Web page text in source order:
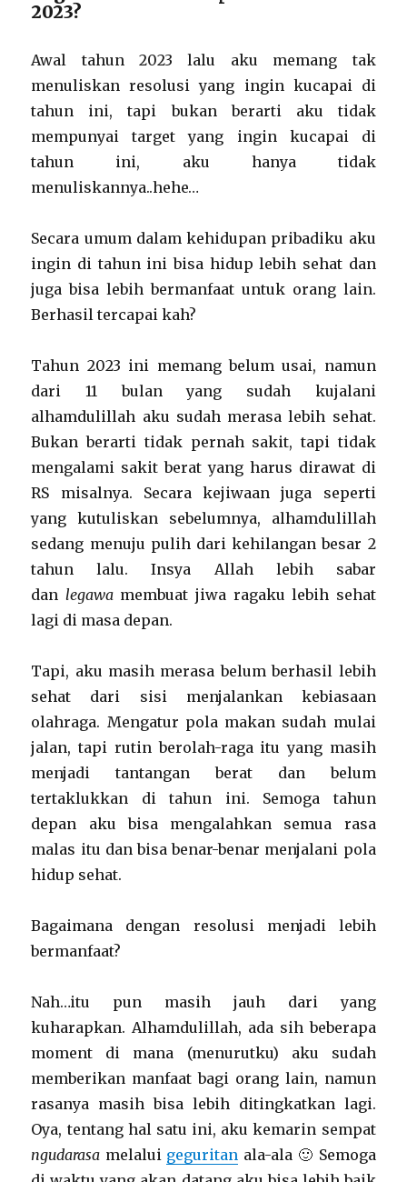
2023?
Awal tahun 2023 lalu aku memang tak
menuliskan resolusi yang ingin kucapai di
tahun ini, tapi bukan berarti aku tidak
mempunyai target yang ingin kucapai di
tahun ini, aku hanya tidak
menuliskannya..hehe…
Secara umum dalam kehidupan pribadiku aku
ingin di tahun ini bisa hidup lebih sehat dan
juga bisa lebih bermanfaat untuk orang lain.
Berhasil tercapai kah?
Tahun 2023 ini memang belum usai, namun
dari 11 bulan yang sudah kujalani
alhamdulillah aku sudah merasa lebih sehat.
Bukan berarti tidak pernah sakit, tapi tidak
mengalami sakit berat yang harus dirawat di
RS misalnya. Secara kejiwaan juga seperti
yang kutuliskan sebelumnya, alhamdulillah
sedang menuju pulih dari kehilangan besar 2
tahun lalu. Insya Allah lebih sabar
dan legawa membuat jiwa ragaku lebih sehat
lagi di masa depan.
Tapi, aku masih merasa belum berhasil lebih
sehat dari sisi menjalankan kebiasaan
olahraga. Mengatur pola makan sudah mulai
jalan, tapi rutin berolah-raga itu yang masih
menjadi tantangan berat dan belum
tertaklukkan di tahun ini. Semoga tahun
depan aku bisa mengalahkan semua rasa
malas itu dan bisa benar-benar menjalani pola
hidup sehat.
Bagaimana dengan resolusi menjadi lebih
bermanfaat?
Nah…itu pun masih jauh dari yang
kuharapkan. Alhamdulillah, ada sih beberapa
moment di mana (menurutku) aku sudah
memberikan manfaat bagi orang lain, namun
rasanya masih bisa lebih ditingkatkan lagi.
Oya, tentang hal satu ini, aku kemarin sempat
ngudarasa melalui geguritan ala-ala 🙂 Semoga